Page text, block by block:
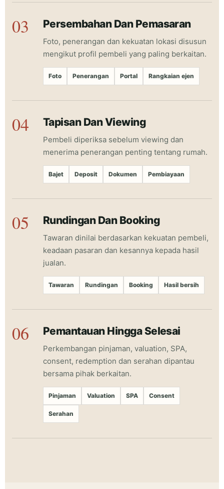
Persembahan Dan Pemasaran
Foto, penerangan dan kekuatan lokasi disusun
mengikut profil pembeli yang paling berkaitan.
Foto Penerangan Portal Rangkaian ejen
Tapisan Dan Viewing
Pembeli diperiksa sebelum viewing dan
menerima penerangan penting tentang rumah.
Bajet Deposit Dokumen Pembiayaan
Rundingan Dan Booking
Tawaran dinilai berdasarkan kekuatan pembeli,
keadaan pasaran dan kesannya kepada hasil
jualan.
Tawaran Rundingan Booking Hasil bersih
Pemantauan Hingga Selesai
Perkembangan pinjaman, valuation, SPA,
consent, redemption dan serahan dipantau
bersama pihak berkaitan.
Pinjaman Valuation SPA Consent
Serahan